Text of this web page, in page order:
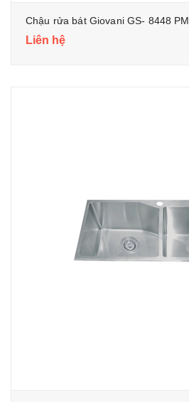
Chậu rửa bát Giovani GS- 8448 PM
Liên hệ